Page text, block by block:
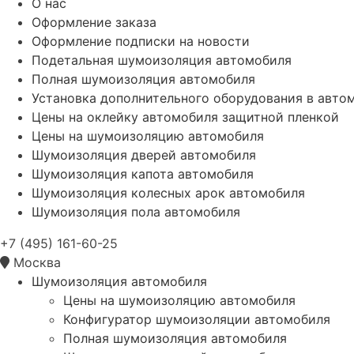
Оформление заказа
Оформление подписки на новости
Подетальная шумоизоляция автомобиля
Полная шумоизоляция автомобиля
Установка дополнительного оборудования в
Цены на оклейку автомобиля защитной пленкой
Цены на шумоизоляцию автомобиля
Шумоизоляция дверей автомобиля
Шумоизоляция капота автомобиля
Шумоизоляция колесных арок автомобиля
Шумоизоляция пола автомобиля
+7 (495) 161-60-25
Москва
Шумоизоляция автомобиля
Цены на шумоизоляцию автомобиля
Конфигуратор шумоизоляции автомобиля
Полная шумоизоляция автомобиля